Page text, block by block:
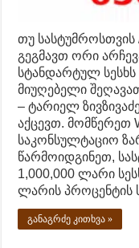
თუ სასტუმროსთვის
გეგმავთ ორი
სტანდარტულ
მიუღებელი
– ტარიელ
აქცევთ. მომწერეთ
საკონსულტაციო
წარმოიდგინეთ,
1,000,000 ლარი
ლარის პროცენტის
განაგრძე კითხვა »